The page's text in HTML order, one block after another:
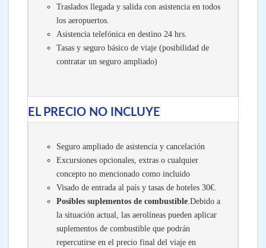
Traslados llegada y salida con asistencia en todos
los aeropuertos.
Asistencia telefónica en destino 24 hrs.
Tasas y seguro básico de viaje (posibilidad de
contratar un seguro ampliado)
EL PRECIO NO INCLUYE
Seguro ampliado de asistencia y cancelación
Excursiones opcionales, extras o cualquier
concepto no mencionado como incluido
Visado de entrada al país y tasas de hoteles 30€.
Posibles suplementos de combustible.Debido a
la situación actual, las aerolíneas pueden aplicar
suplementos de combustible que podrán
repercutirse en el precio final del viaje en